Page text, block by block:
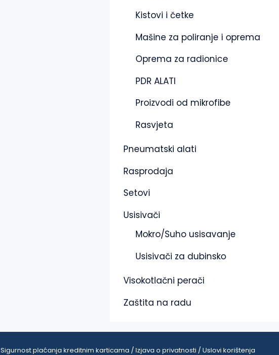
Kistovi i četke
Mašine za poliranje i oprema
Oprema za radionice
PDR ALATI
Proizvodi od mikrofibe
Rasvjeta
Pneumatski alati
Rasprodaja
Setovi
Usisivači
Mokro/Suho usisavanje
Usisivači za dubinsko
Visokotlačni perači
Zaštita na radu
Sigurnost plaćanja kreditnim karticama / Izjava o privatnosti / Uslovi korištenja